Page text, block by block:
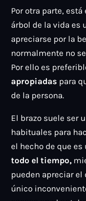
Por otra parte,
árbol de la vida es
apreciarse por la
normalmente no
Por ello es
apropiadas para
de la persona.
El brazo suele ser
habituales para
el hecho de que
todo el tiempo,
pueden apreciar el
único